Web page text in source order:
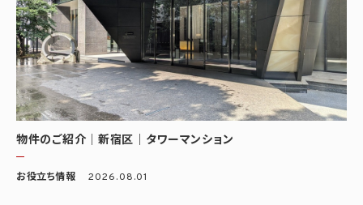
物件のご紹介｜新宿区｜タワーマンション
お役立ち情報 2026.08.01